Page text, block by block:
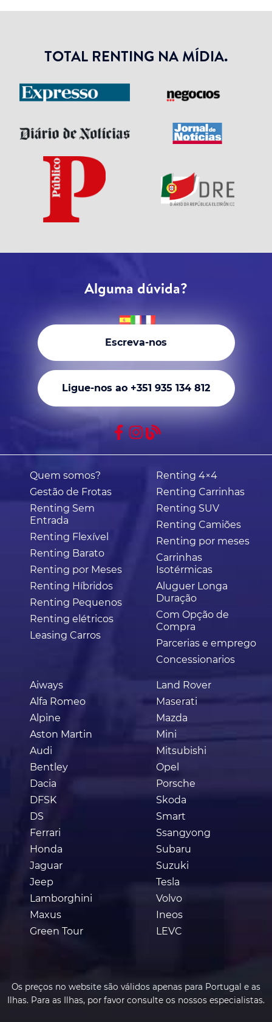
TOTAL RENTING NA MÍDIA.
Alguma dúvida?
Escreva-nos
Ligue-nos ao +351 935 134 812
Quem somos?
Gestão de Frotas
Renting Sem
Entrada
Renting Flexível
Renting Barato
Renting por Meses
Renting Híbridos
Renting Pequenos
Renting elétricos
Leasing Carros
Aiways
Alfa Romeo
Alpine
Aston Martin
Audi
Bentley
Dacia
DFSK
DS
Ferrari
Honda
Jaguar
Jeep
Lamborghini
Maxus
Green Tour
Land Rover
Maserati
Mazda
Mini
Mitsubishi
Opel
Porsche
Skoda
Smart
Ssangyong
Subaru
Suzuki
Tesla
Volvo
Ineos
LEVC
Renting 4×4
Renting Carrinhas
Renting SUV
Renting Camiões
Renting por meses
Carrinhas
Isotérmicas
Aluguer Longa
Duração
Com Opção de
Compra
Parcerias e emprego
Concessionarios
Os preços no website são válidos apenas para Portugal e as
Ilhas. Para as Ilhas, por favor consulte os nossos especialistas.